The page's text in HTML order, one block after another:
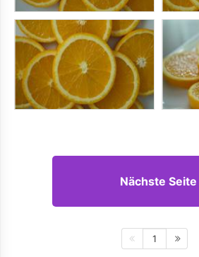
Nächste Seite
1